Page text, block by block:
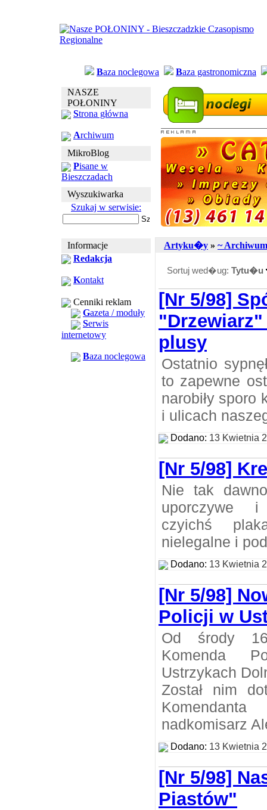
Baza noclegowa Baza gastronomiczna
NASZE
POŁONINY
Strona główna
Archiwum
MikroBlog
Pisane w
Bieszczadach
Wyszukiwarka
Szukaj w serwisie:
Informacje
Redakcja
Kontakt
Cenniki reklam
Gazeta / moduły
Serwis
internetowy
Baza noclegowa
Artyku�y » ~ Archiwum
Sortuj wed�ug: Tytu�u
[Nr 5/98]
"Drzewiarz"
plusy
Ostatnio
to zapewne
narobiły sporo
i ulicach
Dodano: 13 Kwietnia
[Nr 5/98]
Nie tak
uporczywe i
czyichś
nielegalne i
Dodano: 13 Kwietnia
[Nr 5/98]
Policji w
Od środy
Komenda
Ustrzykach
Został nim
nadkomisarz
Dodano: 13 Kwietnia
[Nr 5/98]
Piastów"